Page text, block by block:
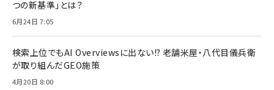
つの新基準」とは？
6月24日 7:05
検索上位でもAI Overviewsに出ない!? 老舗米屋・八代目儀兵衛
が取り組んだGEO施策
4月20日 8:00